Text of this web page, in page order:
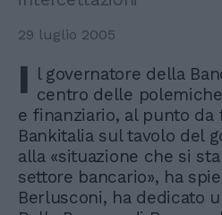
29 luglio 2005
I l governatore della
centro delle
e finanziario, al punto da
Bankitalia sul tavolo del
alla «situazione che si
settore bancario», ha
Berlusconi, ha dedicato